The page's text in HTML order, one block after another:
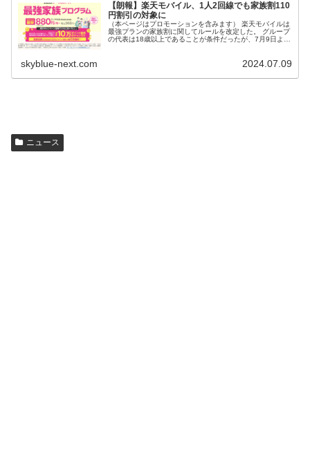
【朗報】楽天モバイル、1人2回線でも家族割110
円割引の対象に
（本ページはプロモーションを含みます） 楽天モバイルは
最強プランの家族割に関してルールを改定した。 グループ
の代表は18歳以上であることが条件だったが、7月9日より
skyblue-next.com 2024.07.09
ニュース